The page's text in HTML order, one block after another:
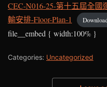
CEC-N016-25-第十五屆全
輸安排-Floor-Plan-1
file__embed { width:100% }
Categories: Uncategorized